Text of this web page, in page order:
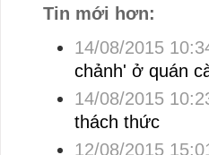
Tin mới hơn:
14/08/2015
chảnh' ở quán
14/08/2015
thách thức
12/08/2015